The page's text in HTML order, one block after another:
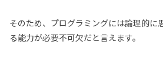
そのため、プログラミングには論理的に
る能力が必要不可欠だと言えます。